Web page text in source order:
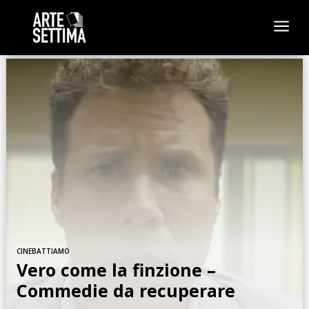
a
CINEBATTIAMO
Vero come la finzione –
Commedie da recuperare